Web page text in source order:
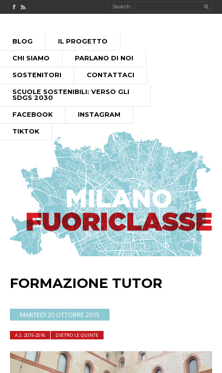
Check out our Facebook page
MILANO FUORICLASSE RSS feed
MENU PRINCIPALE
PASSA
CONTENUTO
BLOG IL PROGETTO
CHI SIAMO PARLANO DI NOI
SOSTENITORI CONTATTACI
SCUOLE SOSTENIBILI: VERSO GLI
SDGS 2030
FACEBOOK INSTAGRAM
TIKTOK
FORMAZIONE TUTOR
MARTEDÌ 20 OTTOBRE 2015
A.S. 2015-2016 DIETRO LE QUINTE